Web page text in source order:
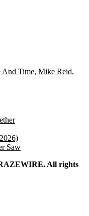
And Time, Mike Reid,
Saw
All rights